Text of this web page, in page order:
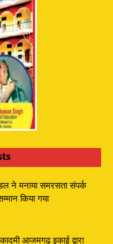
ने मनाया समरसता संपर्क
किया गया
आजमगढ़ इकाई द्वारा